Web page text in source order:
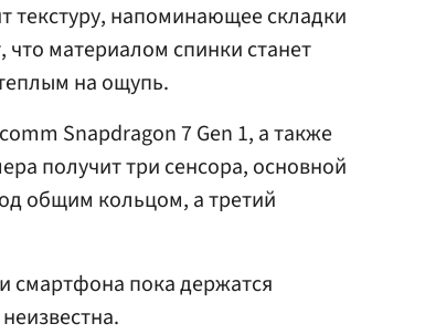
текстуру, напоминающее складки
материалом спинки станет
на ощупь.
Snapdragon 7 Gen 1, а также
получит три сенсора, основной
общим кольцом, а третий
смартфона пока держатся